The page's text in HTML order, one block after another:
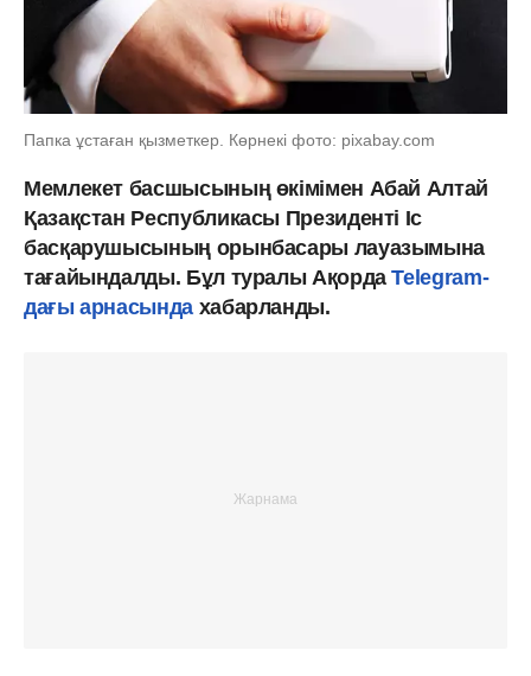
Папка ұстаған қызметкер. Көрнекі фото: pixabay.com
Мемлекет басшысының өкімімен Абай Алтай
Қазақстан Республикасы Президенті Іс
басқарушысының орынбасары лауазымына
тағайындалды. Бұл туралы АқордаTelegram-
дағы арнасындахабарланды.